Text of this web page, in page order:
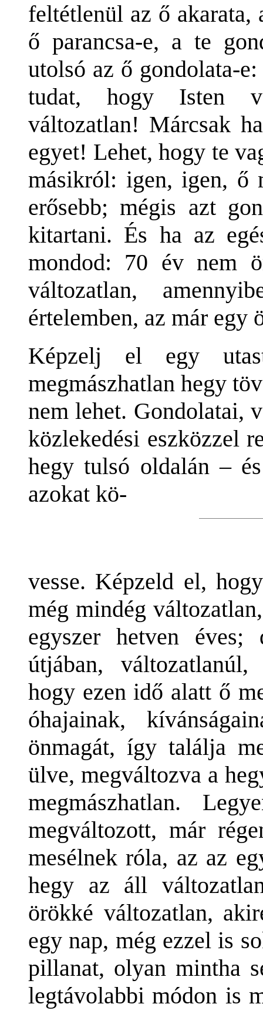
feltétlenül az ő akarata,
ő parancsa-e, a te
utolsó az ő gondolata-
tudat, hogy Isten
változatlan! Márcsak
egyet! Lehet, hogy te
másikról: igen, igen, ő
erősebb; mégis azt
kitartani. És ha az
mondod: 70 év nem
változatlan,
értelemben, az már egy
Képzelj el egy
megmászhatlan hegy
nem lehet. Gondolatai,
közlekedési eszközzel
hegy tulsó oldalán –
azokat kö-
vesse. Képzeld el,
még mindég
egyszer hetven
útjában,
hogy ezen idő alatt ő
óhajainak,
önmagát, így találja
ülve, megváltozva a
megmászhatlan.
megváltozott, már
mesélnek róla, az az
hegy az áll
örökké változatlan,
egy nap, még ezzel is
pillanat, olyan mintha
legtávolabbi módon is